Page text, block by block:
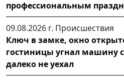
профессиональным
09.08.2026 г. Происшествия
Ключ в замке, окно
гостиницы угнал машину
далеко не уехал